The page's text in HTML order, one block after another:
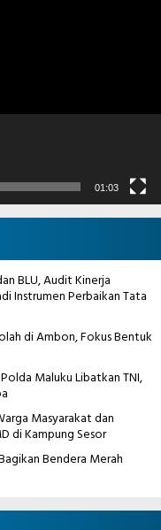
01:03
BLU, Audit Kinerja
Instrumen Perbaikan Tata
di Ambon, Fokus Bentuk
Maluku Libatkan TNI,
Masyarakat dan
di Kampung Sesor
Bendera Merah